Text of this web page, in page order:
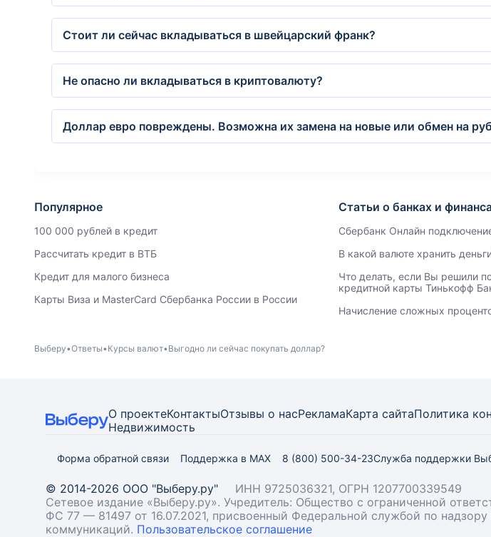
Стоит ли сейчас вкладываться в швейцарский франк?
Не опасно ли вкладываться в криптовалюту?
Доллар евро повреждены. Возможна их замена на новые или обмен на
Популярное
100 000 рублей в кредит
Рассчитать кредит в ВТБ
Кредит для малого бизнеса
Карты Виза и MasterCard Сбербанка России в России
Статьи о банках и
Сбербанк Онлайн
В какой валюте хранить
Что делать, если Вы решили
кредитной карты Тинькофф
Начисление сложных
Выберу Ответы Курсы валют Выгодно ли сейчас покупать доллар?
О проектеКонтактыОтзывы о насРекламаКарта сайтаПолитика
Недвижимость
Форма обратной связи Поддержка в MAX 8 (800) 500-34-23Служба поддержки
© 2014-2026 ООО "Выберу.ру"
ИНН 9725036321, ОГРН 1207700339549
Сетевое издание «Выберу.ру». Учредитель: Общество с ограниченной
ФС 77 — 81497 от 16.07.2021, присвоенный Федеральной службой по
коммуникаций. Пользовательское соглашение